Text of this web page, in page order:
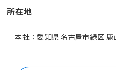
所在地
本社：愛知県 名古屋市緑区